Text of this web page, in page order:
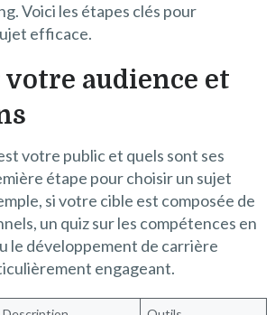
Voici les étapes clés pour
efficace.
audience et
votre public et quels sont ses
étape pour choisir un sujet
si votre cible est composée de
un quiz sur les compétences en
le développement de carrière
engageant.